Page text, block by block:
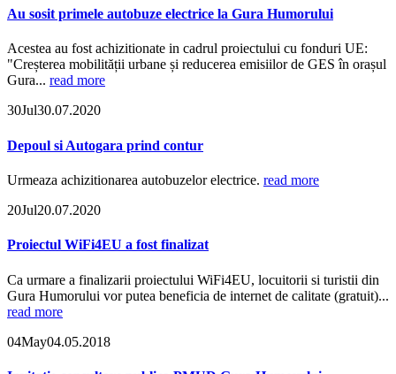
Au sosit primele autobuze electrice la Gura Humorului
Acestea au fost achizitionate in cadrul proiectului cu fonduri UE:
"Creșterea mobilității urbane și reducerea emisiilor de GES în orașul
Gura... read more
30Jul30.07.2020
Depoul si Autogara prind contur
Urmeaza achizitionarea autobuzelor electrice. read more
20Jul20.07.2020
Proiectul WiFi4EU a fost finalizat
Ca urmare a finalizarii proiectului WiFi4EU, locuitorii si turistii din
Gura Humorului vor putea beneficia de internet de calitate (gratuit)...
read more
04May04.05.2018